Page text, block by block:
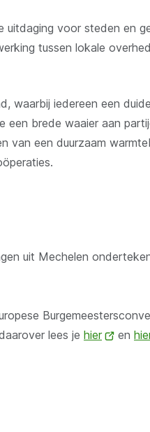
uitdaging voor steden en
tussen lokale
waarbij iedereen een
brede waaier aan
van een duurzaam
uit Mechelen
lees je hier
(opent
en